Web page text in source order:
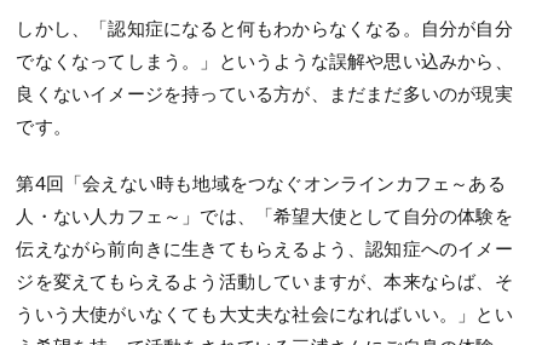
しかし、「認知症になると何もわからなくなる。自分が自分
でなくなってしまう。」というような誤解や思い込みから、
良くないイメージを持っている方が、まだまだ多いのが現実
です。
第4回「会えない時も地域をつなぐオンラインカフェ～ある
人・ない人カフェ～」では、「希望大使として自分の体験を
伝えながら前向きに生きてもらえるよう、認知症へのイメー
ジを変えてもらえるよう活動していますが、本来ならば、そ
ういう大使がいなくても大丈夫な社会になればいい。」とい